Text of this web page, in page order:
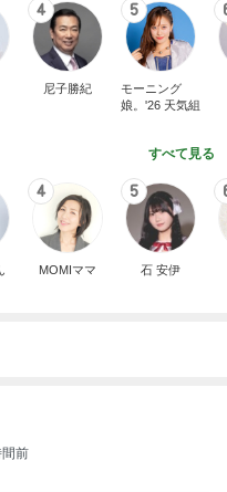
4
尼子勝紀
5
モーニング
娘。'26 天気組
すべて見る
4
MOMIママ
5
石 安伊
前